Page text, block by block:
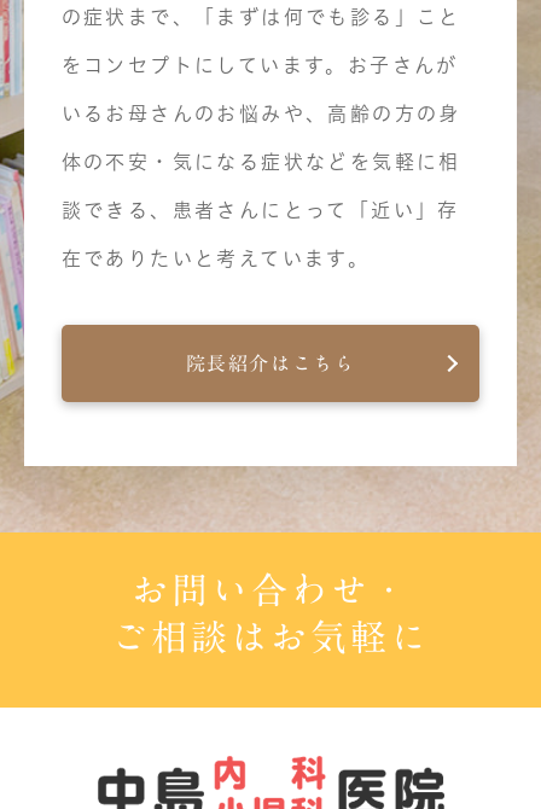
の症状まで、「まずは何でも診る」こと
をコンセプトにしています。お子さんが
いるお母さんのお悩みや、高齢の方の身
体の不安・気になる症状などを気軽に相
談できる、患者さんにとって「近い」存
在でありたいと考えています。
院長紹介はこちら
お問い合わせ・
ご相談はお気軽に